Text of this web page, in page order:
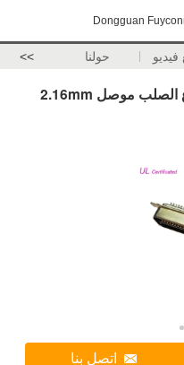
Dongguan
حولنا >>
24 دبوس ذكر لحام Centronic النوع الصلب موصل 2.16mm
اتصل بنا